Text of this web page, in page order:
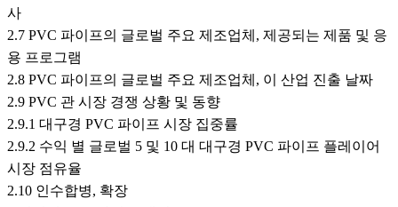
사
2.7 PVC 파이프의 글로벌 주요 제조업체, 제공되는 제품 및 응
용 프로그램
2.8 PVC 파이프의 글로벌 주요 제조업체, 이 산업 진출 날짜
2.9 PVC 관 시장 경쟁 상황 및 동향
2.9.1 대구경 PVC 파이프 시장 집중률
2.9.2 수익 별 글로벌 5 및 10 대 대구경 PVC 파이프 플레이어
시장 점유율
2.10 인수합병, 확장